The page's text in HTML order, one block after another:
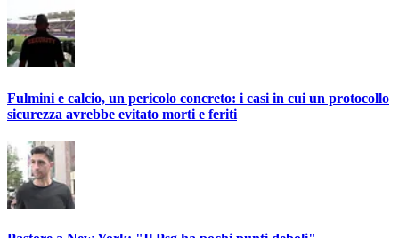
Fulmini e calcio, un pericolo concreto: i casi in cui un protocollo
sicurezza avrebbe evitato morti e feriti